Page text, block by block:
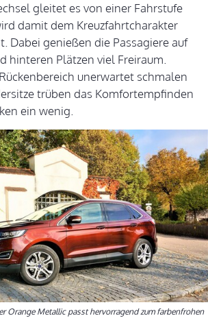
gleitet es von einer Fahrstufe
damit dem Kreuzfahrtcharakter
Dabei genießen die Passagiere auf
hinteren Plätzen viel Freiraum.
unerwartet schmalen
trüben das Komfortempfinden
ein wenig.
Orange Metallic passt hervorragend zum farbenfrohen